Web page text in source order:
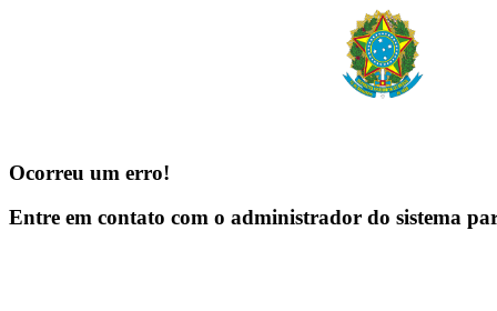
Ocorreu um erro!
Entre em contato com o administrador do sistema